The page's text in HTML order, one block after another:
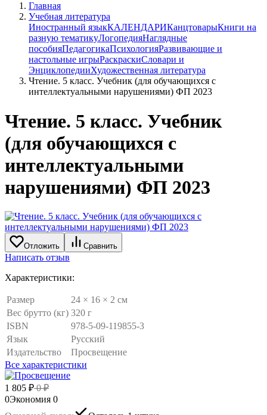
Главная
Учебная литература
Иностранный языкКАЛЕНДАРИКанцтоварыКниги на
разную тематикуЛогопедияНаглядные
пособияПедагогикаПсихологияРазвивающие и
настольные игрыРаскраскиСловари и
ЭнциклопедииХудожественная литература
Чтение. 5 класс. Учебник (для обучающихся с
интеллектуальными нарушениями) ФП 2023
Чтение. 5 класс. Учебник
(для обучающихся с
интеллектуальными
нарушениями) ФП 2023
Отложить Сравнить
Написать отзыв
Характеристики:
Размер
24 × 16 × 2 см
Вес брутто (кг) 320 г
ISBN
978-5-09-119855-3
Язык
Русский
Издательство
Просвещение
Все характеристики
1 805 ₽0₽
0Экономия 0